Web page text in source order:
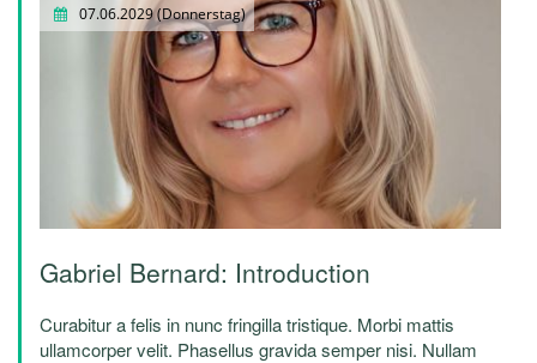
07.06.2029(Donnerstag)
Gabriel Bernard: Introduction
Curabitur a felis in nunc fringilla tristique. Morbi mattis
ullamcorper velit. Phasellus gravida semper nisi. Nullam